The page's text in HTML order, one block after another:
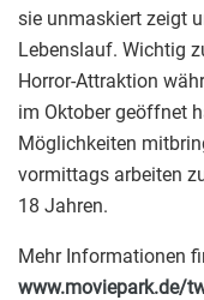
sie unmaskiert zeigt
Lebenslauf. Wichtig
Horror-Attraktion
im Oktober geöffnet
Möglichkeiten
vormittags arbeiten
18 Jahren.
Mehr Informationen
www.moviepark.de/